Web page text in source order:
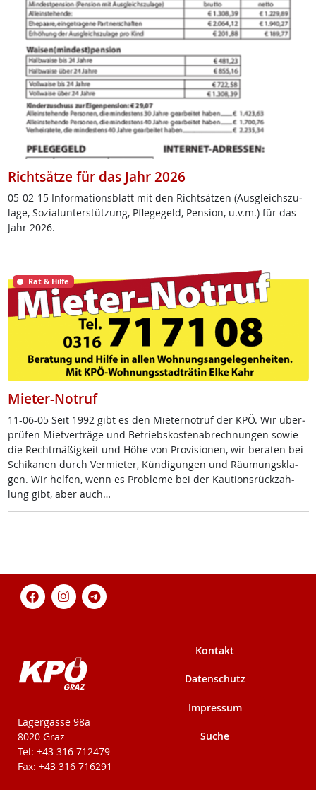
Richtsätze für das Jahr 2026
05-02-15 In­for­ma­ti­ons­blatt mit den Richt­sät­zen (Aus­g­leichs­zu­
la­ge, So­zial­un­ter­stüt­zung, Pf­le­ge­geld, Pen­si­on, u.v.m.) für das
Jahr 2026.
Rat & Hilfe
Mieter-Notruf
11-06-05 Seit 1992 gibt es den Mie­ter­no­t­ruf der KPÖ. Wir über­
prü­fen Miet­ver­trä­ge und Be­triebs­kos­ten­ab­rech­nun­gen so­wie
die Recht­mä­ß­ig­keit und Höhe von Pro­vi­sio­nen, wir be­ra­ten bei
Schi­ka­nen durch Ver­mie­ter, Kün­di­gun­gen und Räu­mungs­kla­
gen. Wir hel­fen, wenn es Pro­b­le­me bei der Kau­ti­ons­rück­zah­
lung gibt, aber auch…
KPÖ-Steiermark
Lagergasse 98a
8020 Graz
Tel: +43 316 712479
Fax: +43 316 716291
Kontakt
Datenschutz
Impressum
Suche